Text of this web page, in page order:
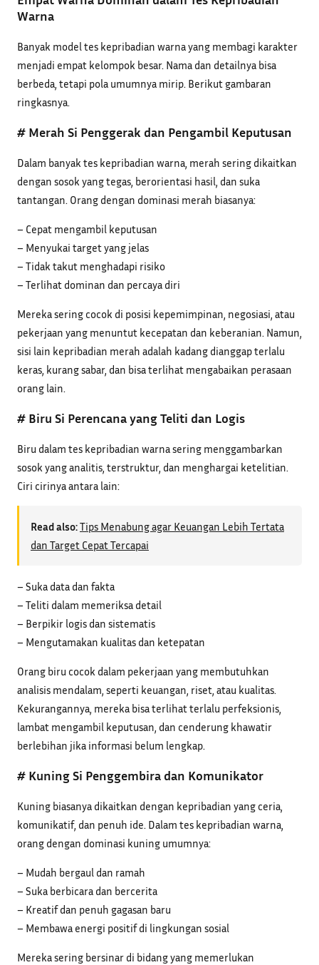
Warna
Banyak model tes kepribadian warna yang membagi karakter
menjadi empat kelompok besar. Nama dan detailnya bisa
berbeda, tetapi pola umumnya mirip. Berikut gambaran
ringkasnya.
# Merah Si Penggerak dan Pengambil Keputusan
Dalam banyak tes kepribadian warna, merah sering dikaitkan
dengan sosok yang tegas, berorientasi hasil, dan suka
tantangan. Orang dengan dominasi merah biasanya:
– Cepat mengambil keputusan
– Menyukai target yang jelas
– Tidak takut menghadapi risiko
– Terlihat dominan dan percaya diri
Mereka sering cocok di posisi kepemimpinan, negosiasi, atau
pekerjaan yang menuntut kecepatan dan keberanian. Namun,
sisi lain kepribadian merah adalah kadang dianggap terlalu
keras, kurang sabar, dan bisa terlihat mengabaikan perasaan
orang lain.
# Biru Si Perencana yang Teliti dan Logis
Biru dalam tes kepribadian warna sering menggambarkan
sosok yang analitis, terstruktur, dan menghargai ketelitian.
Ciri cirinya antara lain:
Read also:Tips Menabung agar Keuangan Lebih Tertata
dan Target Cepat Tercapai
– Suka data dan fakta
– Teliti dalam memeriksa detail
– Berpikir logis dan sistematis
– Mengutamakan kualitas dan ketepatan
Orang biru cocok dalam pekerjaan yang membutuhkan
analisis mendalam, seperti keuangan, riset, atau kualitas.
Kekurangannya, mereka bisa terlihat terlalu perfeksionis,
lambat mengambil keputusan, dan cenderung khawatir
berlebihan jika informasi belum lengkap.
# Kuning Si Penggembira dan Komunikator
Kuning biasanya dikaitkan dengan kepribadian yang ceria,
komunikatif, dan penuh ide. Dalam tes kepribadian warna,
orang dengan dominasi kuning umumnya:
– Mudah bergaul dan ramah
– Suka berbicara dan bercerita
– Kreatif dan penuh gagasan baru
– Membawa energi positif di lingkungan sosial
Mereka sering bersinar di bidang yang memerlukan